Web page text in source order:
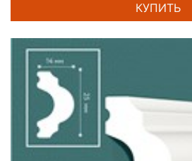
КУПИТЬ